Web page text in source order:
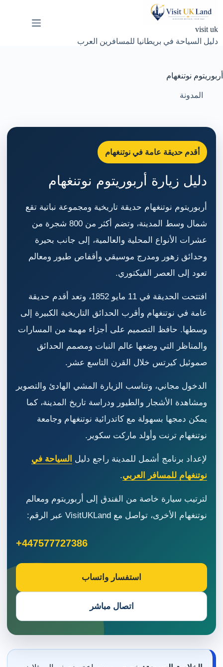
visit uk
دليل السياحة في بريطانيا للمسافرين العرب
أربوريتوم نوتنغهام
المدونة
أقدم حديقة عامة في نوتنغهام
دليل زيارة أربوريتوم نوتنغهام
أربوريتوم نوتنغهام حديقة تاريخية ومجموعة نباتية تقع
شمال وسط المدينة، وتضم أكثر من 800 شجرة من
عشرات الأنواع المحلية والعالمية، إلى جانب بحيرة
وحدائق زهور ومدرج موسيقي وأقفاص طيور ومعالم
تعود إلى العصر الفيكتوري.
افتتحت الحديقة في 11 مايو 1852، وتعد أقدم حديقة
عامة في نوتنغهام وأقرب الحدائق التاريخية الكبيرة إلى
وسطها. حافظ التصميم على أجزاء مهمة من المسارات
والمناظر التي وضعها عالم النبات ومصمم الحدائق
صموئيل كيرتس خلال القرن التاسع عشر.
الدخول مجاني، وتناسب الزيارة المشي الهادئ والتصوير
ومشاهدة الأشجار والطيور ودراسة تاريخ المدينة، كما
يمكن دمجها بسهولة مع كاتدرائية نوتنغهام وجامعة
نوتنغهام ترنت وأولد ماركت سكوير.
لإعداد برنامج أشمل للمدينة راجع دليل السياحة في
نوتنغهام للمسافر العربي.
لترتيب سيارة خاصة من الفندق إلى أربوريتوم ومعالم
نوتنغهام الأخرى، تواصل مع VisitUKLand عبر الرقم:
+447577727386
استفسار واتساب
اتصال مباشر